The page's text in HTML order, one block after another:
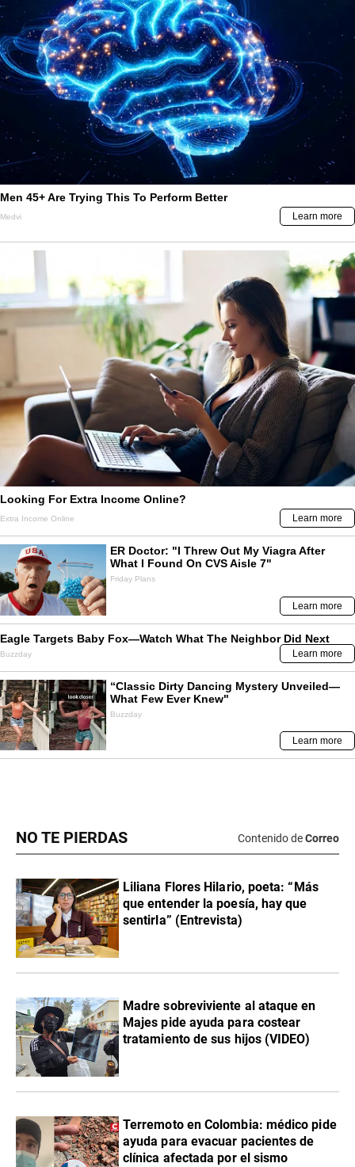
NO TE PIERDAS Contenido deCorreo
Liliana Flores Hilario, poeta: “Más
que entender la poesía, hay que
sentirla” (Entrevista)
Madre sobreviviente al ataque en
Majes pide ayuda para costear
tratamiento de sus hijos (VIDEO)
Terremoto en Colombia: médico pide
ayuda para evacuar pacientes de
clínica afectada por el sismo